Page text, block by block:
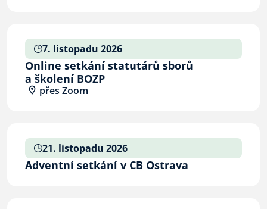
7. listopadu 2026
Online setkání statutárů sborů
a školení BOZP
přes Zoom
21. listopadu 2026
Adventní setkání v CB Ostrava